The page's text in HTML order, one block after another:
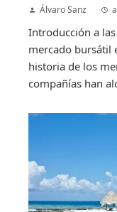
Álvaro Sanz
Introducción a
mercado bursátil
historia de los
compañías han